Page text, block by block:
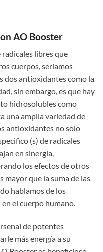
AO Booster
libres que
cuerpos, seriamos
dos antioxidantes como la
sin embargo, es que hay
hidrosolubles como
una amplia variedad de
antioxidantes no solo
(s) de radicales
en sinergia,
los efectos de otros
mayor que la suma de las
hablamos de los
el cuerpo humano.
de potentes
más energía a su